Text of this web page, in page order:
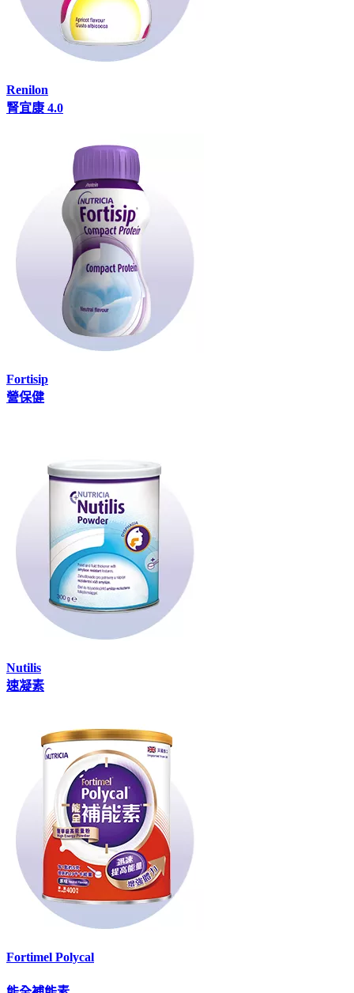
Renilon
腎宜康 4.0
Fortisip
營保健
Nutilis
速凝素
Fortimel Polycal